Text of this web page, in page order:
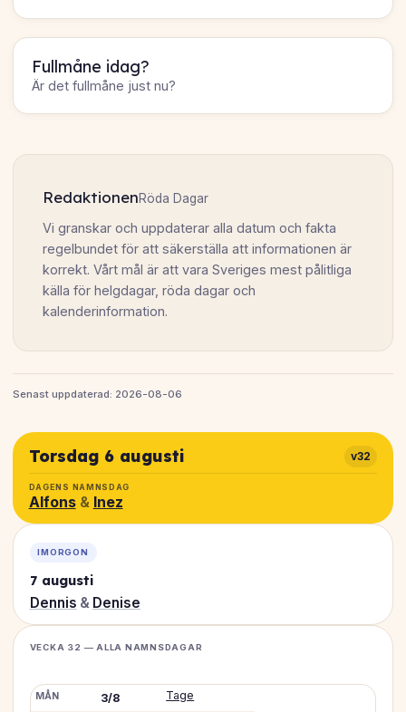
Fullmåne idag?
Är det fullmåne just nu?
RedaktionenRöda Dagar
Vi granskar och uppdaterar alla datum och fakta
regelbundet för att säkerställa att informationen är
korrekt. Vårt mål är att vara Sveriges mest pålitliga
källa för helgdagar, röda dagar och
kalenderinformation.
Senast uppdaterad: 2026-08-06
Torsdag 6 augusti v32
DAGENS NAMNSDAG
Alfons & Inez
IMORGON
7 augusti
Dennis & Denise
VECKA 32 — ALLA NAMNSDAGAR
MÅN 3/8 Tage